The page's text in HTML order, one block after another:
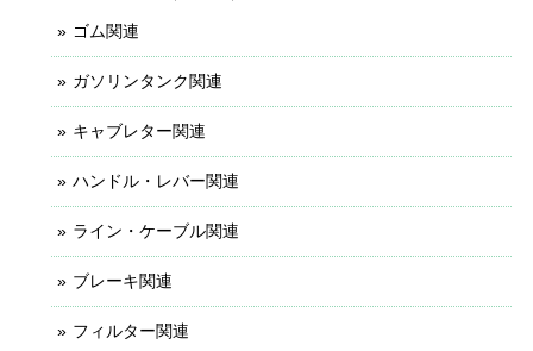
ゴム関連
ガソリンタンク関連
キャブレター関連
ハンドル・レバー関連
ライン・ケーブル関連
ブレーキ関連
フィルター関連